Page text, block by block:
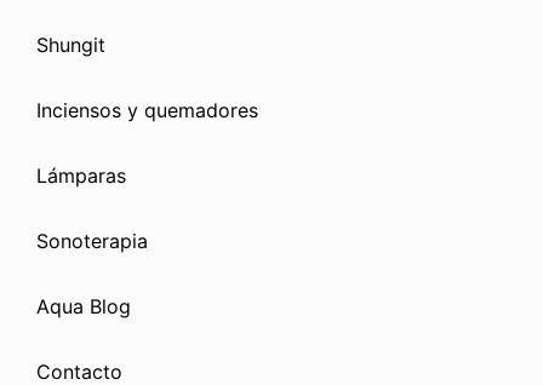
Shungit
Inciensos y quemadores
Lámparas
Sonoterapia
Aqua Blog
Contacto